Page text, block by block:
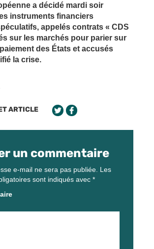
a décidé mardi soir
instruments financiers
appelés contrats « CDS
sur les marchés pour parier sur
des États et accusés
la crise.
ARTICLE
un commentaire
e-mail ne sera pas publiée. Les
sont indiqués avec *